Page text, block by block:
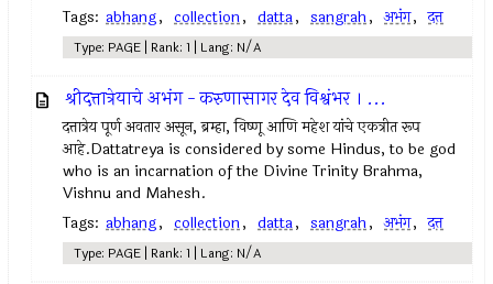
Tags: abhang, collection, datta, sangrah, अभंग, दत्त
Type: PAGE | Rank: 1 | Lang: N/A
श्रीदत्तात्रेयाचे अभंग - करुणासागर देव विश्वंभर । ...
दत्तात्रेय पूर्ण अवतार असून, ब्रम्हा, विष्णू आणि महेश यांचे एकत्रीत रूप
आहे.Dattatreya is considered by some Hindus, to be god
who is an incarnation of the Divine Trinity Brahma,
Vishnu and Mahesh.
Tags: abhang, collection, datta, sangrah, अभंग, दत्त
Type: PAGE | Rank: 1 | Lang: N/A